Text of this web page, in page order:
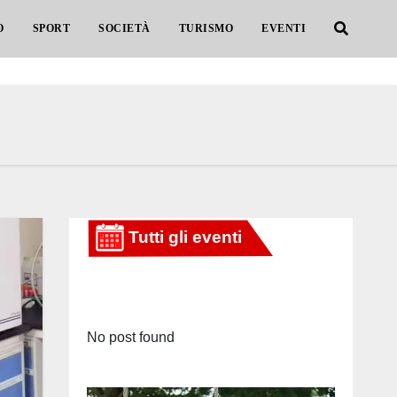
SPORT SOCIETÀ TURISMO EVENTI
No post found